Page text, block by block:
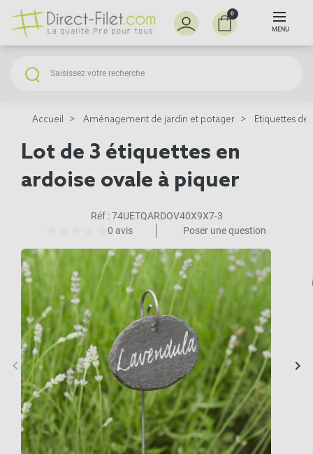
0
MENU
Accueil Aménagement de jardin et potager Etiquettes de
Lot de 3 étiquettes en
ardoise ovale à piquer
Réf :74UETQARDOV40X9X7-3
0 avis
Poser une question
Précédent
keyboard_arrow_left keyboard_arrow_right